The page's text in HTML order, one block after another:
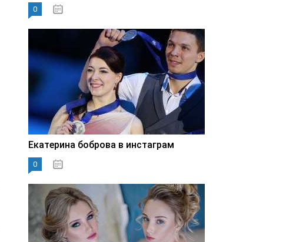
0
Екатерина боброва в инстаграм
0